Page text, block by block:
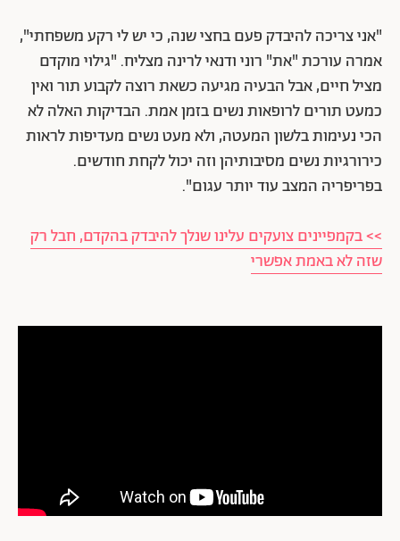
"אני צריכה להיבדק פעם בחצי שנה, כי יש לי רקע משפחתי",
אמרה עורכת "את" רוני ודנאי לרינה מצליח. "גילוי מוקדם
מציל חיים, אבל הבעיה מגיעה כשאת רוצה לקבוע תור ואין
כמעט תורים לרופאות נשים בזמן אמת. הבדיקות האלה לא
הכי נעימות בלשון המעטה, ולא מעט נשים מעדיפות לראות
כירורגיות נשים מסיבותיהן וזה יכול לקחת חודשים.
בפריפריה המצב עוד יותר עגום".
>> בקמפיינים צועקים עלינו שנלך להיבדק בהקדם, חבל רק
שזה לא באמת אפשרי